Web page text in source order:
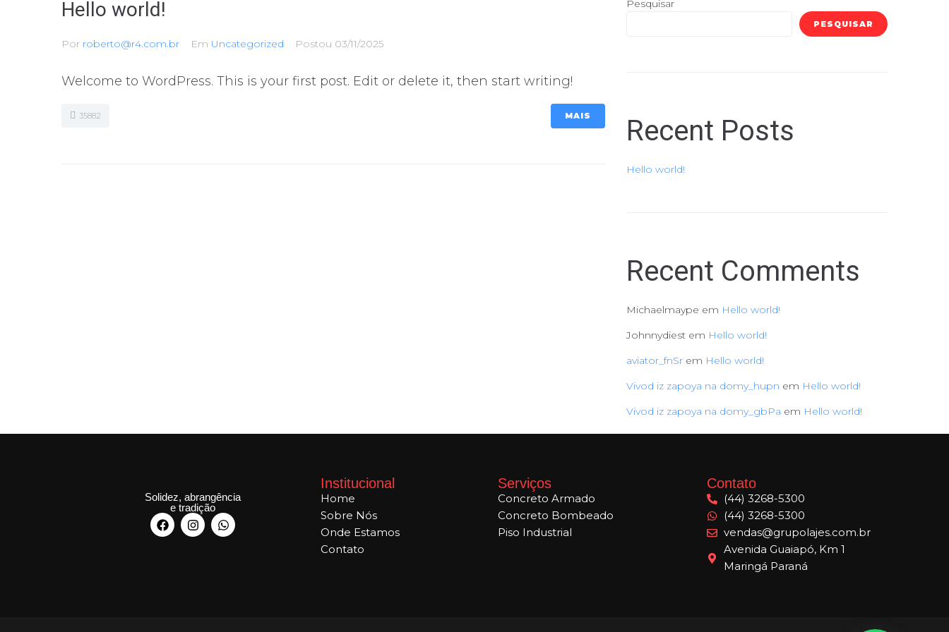
Hello world!
Por roberto@r4.com.br Em Uncategorized Postou 03/11/2025
Welcome to WordPress. This is your first post. Edit or delete it, then start writing!
35882 MAIS
Pesquisar
PESQUISAR
Recent Posts
Hello world!
Recent Comments
Michaelmaype em Hello world!
Johnnydiest em Hello world!
aviator_fnSr em Hello world!
Vivod iz zapoya na domy_hupn em Hello world!
Vivod iz zapoya na domy_gbPa em Hello world!
Solidez, abrangência
e tradição
Institucional
Home
Sobre Nós
Onde Estamos
Contato
Serviços
Concreto Armado
Concreto Bombeado
Piso Industrial
Contato
(44) 3268-5300
(44) 3268-5300
vendas@grupolajes.com.br
Avenida Guaiapó, Km 1
Maringá Paraná